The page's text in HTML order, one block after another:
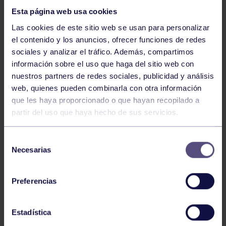
Esta página web usa cookies
Las cookies de este sitio web se usan para personalizar
el contenido y los anuncios, ofrecer funciones de redes
sociales y analizar el tráfico. Además, compartimos
información sobre el uso que haga del sitio web con
nuestros partners de redes sociales, publicidad y análisis
web, quienes pueden combinarla con otra información
que les haya proporcionado o que hayan recopilado a
partir del uso que haya hecho de sus servicios.
Necesarias
Preferencias
Estadística
Natación 27 Jul 2026
CAMPEONATO DE ESPAÑA DE
NATACIÓN ADAPTADA
Natación